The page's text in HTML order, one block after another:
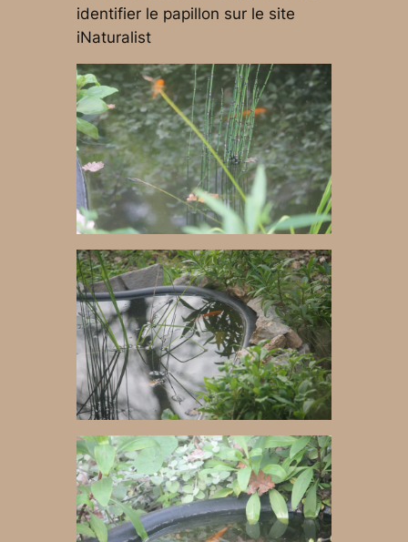
identifier le papillon sur le site
iNaturalist